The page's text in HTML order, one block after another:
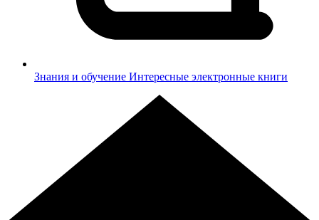
Знания и обучение Интересные электронные книги